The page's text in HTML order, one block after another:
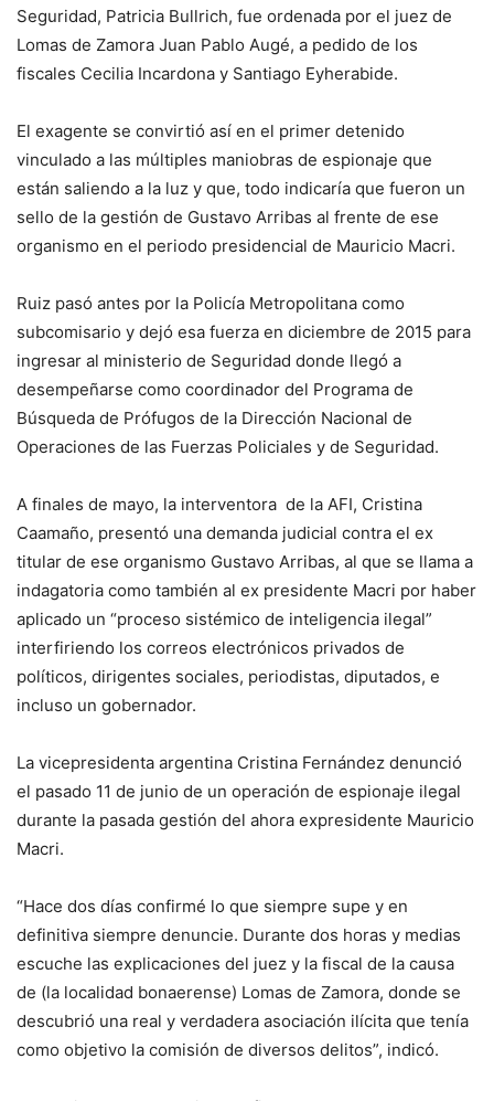
Seguridad, Patricia Bullrich, fue ordenada por el juez de
Lomas de Zamora Juan Pablo Augé, a pedido de los
fiscales Cecilia Incardona y Santiago Eyherabide.
El exagente se convirtió así en el primer detenido
vinculado a las múltiples maniobras de espionaje que
están saliendo a la luz y que, todo indicaría que fueron un
sello de la gestión de Gustavo Arribas al frente de ese
organismo en el periodo presidencial de Mauricio Macri.
Ruiz pasó antes por la Policía Metropolitana como
subcomisario y dejó esa fuerza en diciembre de 2015 para
ingresar al ministerio de Seguridad donde llegó a
desempeñarse como coordinador del Programa de
Búsqueda de Prófugos de la Dirección Nacional de
Operaciones de las Fuerzas Policiales y de Seguridad.
A finales de mayo, la interventora de la AFI, Cristina
Caamaño, presentó una demanda judicial contra el ex
titular de ese organismo Gustavo Arribas, al que se llama a
indagatoria como también al ex presidente Macri por haber
aplicado un “proceso sistémico de inteligencia ilegal”
interfiriendo los correos electrónicos privados de
políticos, dirigentes sociales, periodistas, diputados, e
incluso un gobernador.
La vicepresidenta argentina Cristina Fernández denunció
el pasado 11 de junio de un operación de espionaje ilegal
durante la pasada gestión del ahora expresidente Mauricio
Macri.
“Hace dos días confirmé lo que siempre supe y en
definitiva siempre denuncie. Durante dos horas y medias
escuche las explicaciones del juez y la fiscal de la causa
de (la localidad bonaerense) Lomas de Zamora, donde se
descubrió una real y verdadera asociación ilícita que tenía
como objetivo la comisión de diversos delitos”, indicó.